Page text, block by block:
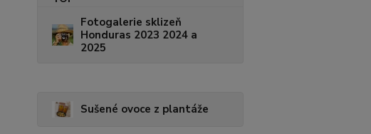
Fotogalerie sklizeň
Honduras 2023 2024 a
2025
Sušené ovoce z plantáže